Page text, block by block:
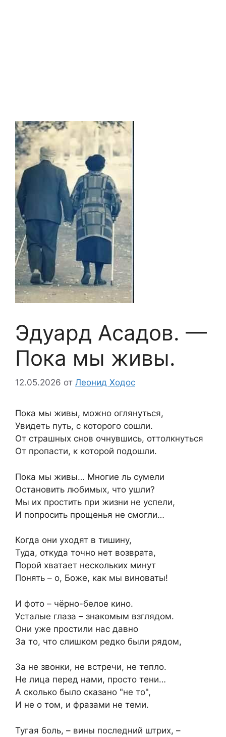
Эдуард Асадов. —
Пока мы живы.
12.05.2026 от Леонид Ходос
Пока мы живы, можно оглянуться,
Увидеть путь, с которого сошли.
От страшных снов очнувшись, оттолкнуться
От пропасти, к которой подошли.
Пока мы живы… Многие ль сумели
Остановить любимых, что ушли?
Мы их простить при жизни не успели,
И попросить прощенья не смогли…
Когда они уходят в тишину,
Туда, откуда точно нет возврата,
Порой хватает нескольких минут
Понять – о, Боже, как мы виноваты!
И фото – чёрно-белое кино.
Усталые глаза – знакомым взглядом.
Они уже простили нас давно
За то, что слишком редко были рядом,
За не звонки, не встречи, не тепло.
Не лица перед нами, просто тени…
А сколько было сказано "не то",
И не о том, и фразами не теми.
Тугая боль, – вины последний штрих, –